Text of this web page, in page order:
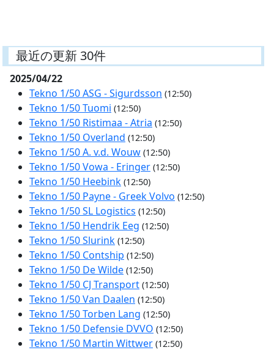
最近の更新 30件
2025/04/22
Tekno 1/50 ASG - Sigurdsson (12:50)
Tekno 1/50 Tuomi (12:50)
Tekno 1/50 Ristimaa - Atria (12:50)
Tekno 1/50 Overland (12:50)
Tekno 1/50 A. v.d. Wouw (12:50)
Tekno 1/50 Vowa - Eringer (12:50)
Tekno 1/50 Heebink (12:50)
Tekno 1/50 Payne - Greek Volvo (12:50)
Tekno 1/50 SL Logistics (12:50)
Tekno 1/50 Hendrik Eeg (12:50)
Tekno 1/50 Slurink (12:50)
Tekno 1/50 Contship (12:50)
Tekno 1/50 De Wilde (12:50)
Tekno 1/50 CJ Transport (12:50)
Tekno 1/50 Van Daalen (12:50)
Tekno 1/50 Torben Lang (12:50)
Tekno 1/50 Defensie DVVO (12:50)
Tekno 1/50 Martin Wittwer (12:50)